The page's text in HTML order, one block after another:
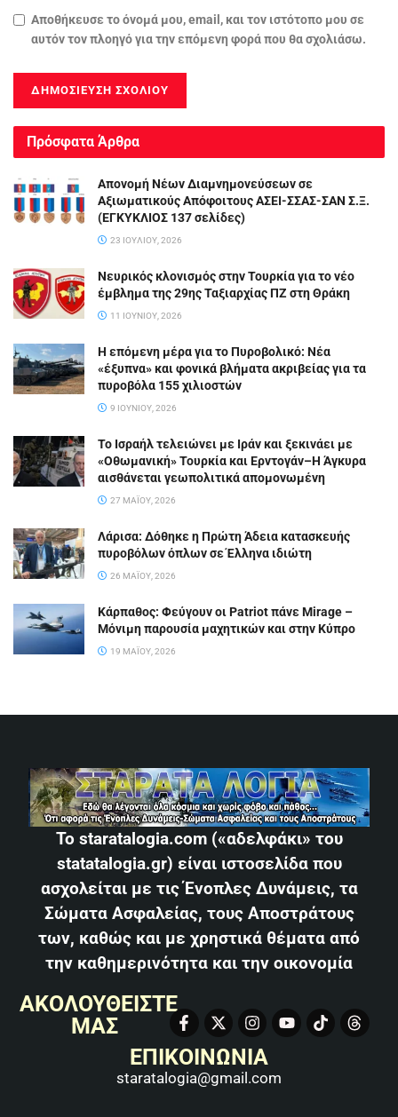
Αποθήκευσε το όνομά μου, email, και τον ιστότοπο μου σε
αυτόν τον πλοηγό για την επόμενη φορά που θα σχολιάσω.
Πρόσφατα Άρθρα
Απονομή Νέων Διαμνημονεύσεων σε
Αξιωματικούς Απόφοιτους ΑΣΕΙ-ΣΣΑΣ-ΣΑΝ Σ.Ξ.
(ΕΓΚΥΚΛΙΟΣ 137 σελίδες)
23 ΙΟΥΛΊΟΥ, 2026
Νευρικός κλονισμός στην Τουρκία για το νέο
έμβλημα της 29ης Ταξιαρχίας ΠΖ στη Θράκη
11 ΙΟΥΝΊΟΥ, 2026
Η επόμενη μέρα για το Πυροβολικό: Νέα
«έξυπνα» και φονικά βλήματα ακριβείας για τα
πυροβόλα 155 χιλιοστών
9 ΙΟΥΝΊΟΥ, 2026
Το Ισραήλ τελειώνει με Ιράν και ξεκινάει με
«Οθωμανική» Τουρκία και Ερντογάν–Η Άγκυρα
αισθάνεται γεωπολιτικά απομονωμένη
27 ΜΑΪ́ΟΥ, 2026
Λάρισα: Δόθηκε η Πρώτη Άδεια κατασκευής
πυροβόλων όπλων σε Έλληνα ιδιώτη
26 ΜΑΪ́ΟΥ, 2026
Κάρπαθος: Φεύγουν οι Patriot πάνε Mirage –
Μόνιμη παρουσία μαχητικών και στην Κύπρο
19 ΜΑΪ́ΟΥ, 2026
Το staratalogia.com («αδελφάκι» του
statatalogia.gr) είναι ιστοσελίδα που
ασχολείται με τις Ένοπλες Δυνάμεις, τα
Σώματα Ασφαλείας, τους Αποστράτους
των, καθώς και με χρηστικά θέματα από
την καθημερινότητα και την οικονομία
ΑΚΟΛΟΥΘΕΙΣΤΕ
ΜΑΣ
ΕΠΙΚΟΙΝΩΝΙΑ
staratalogia@gmail.com